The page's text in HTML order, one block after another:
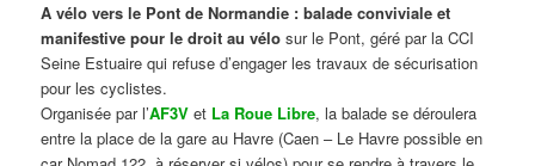
A vélo vers le Pont de Normandie : balade conviviale et
manifestive pour le droit au vélo sur le Pont, géré par la CCI
Seine Estuaire qui refuse d’engager les travaux de sécurisation
pour les cyclistes.
Organisée par l’AF3V et La Roue Libre, la balade se déroulera
entre la place de la gare au Havre (Caen – Le Havre possible en